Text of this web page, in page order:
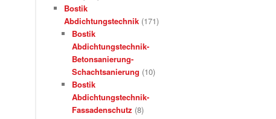
Bostik
Abdichtungstechnik (171)
Bostik
Abdichtungstechnik-
Betonsanierung-
Schachtsanierung (10)
Bostik
Abdichtungstechnik-
Fassadenschutz (8)